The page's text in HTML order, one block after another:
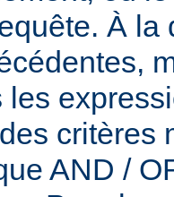
À la
les
critères
AND /